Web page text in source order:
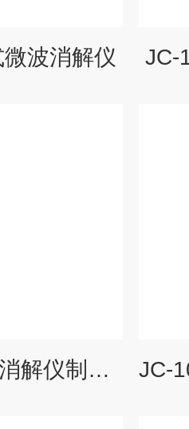
波消解仪 JC-
JC-1015W微波消解仪制造商